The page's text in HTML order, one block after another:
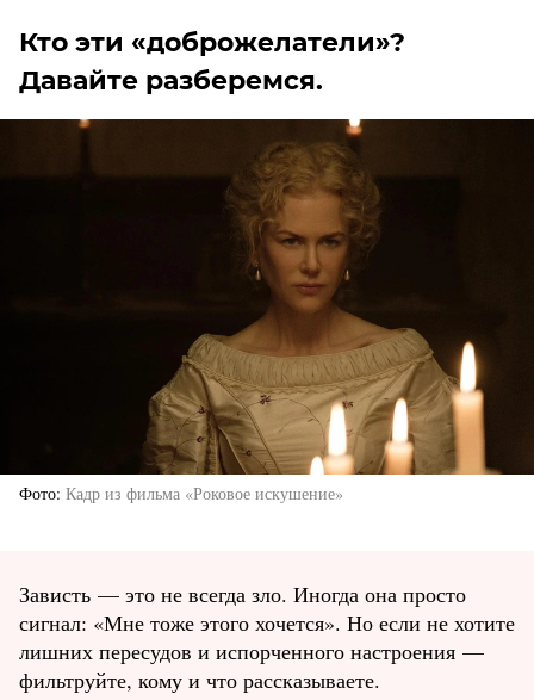
Кто эти «доброжелатели»?
Давайте разберемся.
Фото Кадр из фильма «Роковое искушение»
Зависть — это не всегда зло. Иногда она просто
сигнал: «Мне тоже этого хочется». Но если не хотите
лишних пересудов и испорченного настроения —
фильтруйте, кому и что рассказываете.